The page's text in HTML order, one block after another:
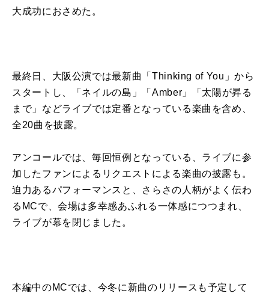
大成功におさめた。
最終日、大阪公演では最新曲「Thinking of You」から
スタートし、「ネイルの島」「Amber」「太陽が昇る
まで」などライブでは定番となっている楽曲を含め、
全20曲を披露。
アンコールでは、毎回恒例となっている、ライブに参
加したファンによるリクエストによる楽曲の披露も。
迫力あるパフォーマンスと、さらさの人柄がよく伝わ
るMCで、会場は多幸感あふれる一体感につつまれ、
ライブが幕を閉じました。
本編中のMCでは、今冬に新曲のリリースも予定して